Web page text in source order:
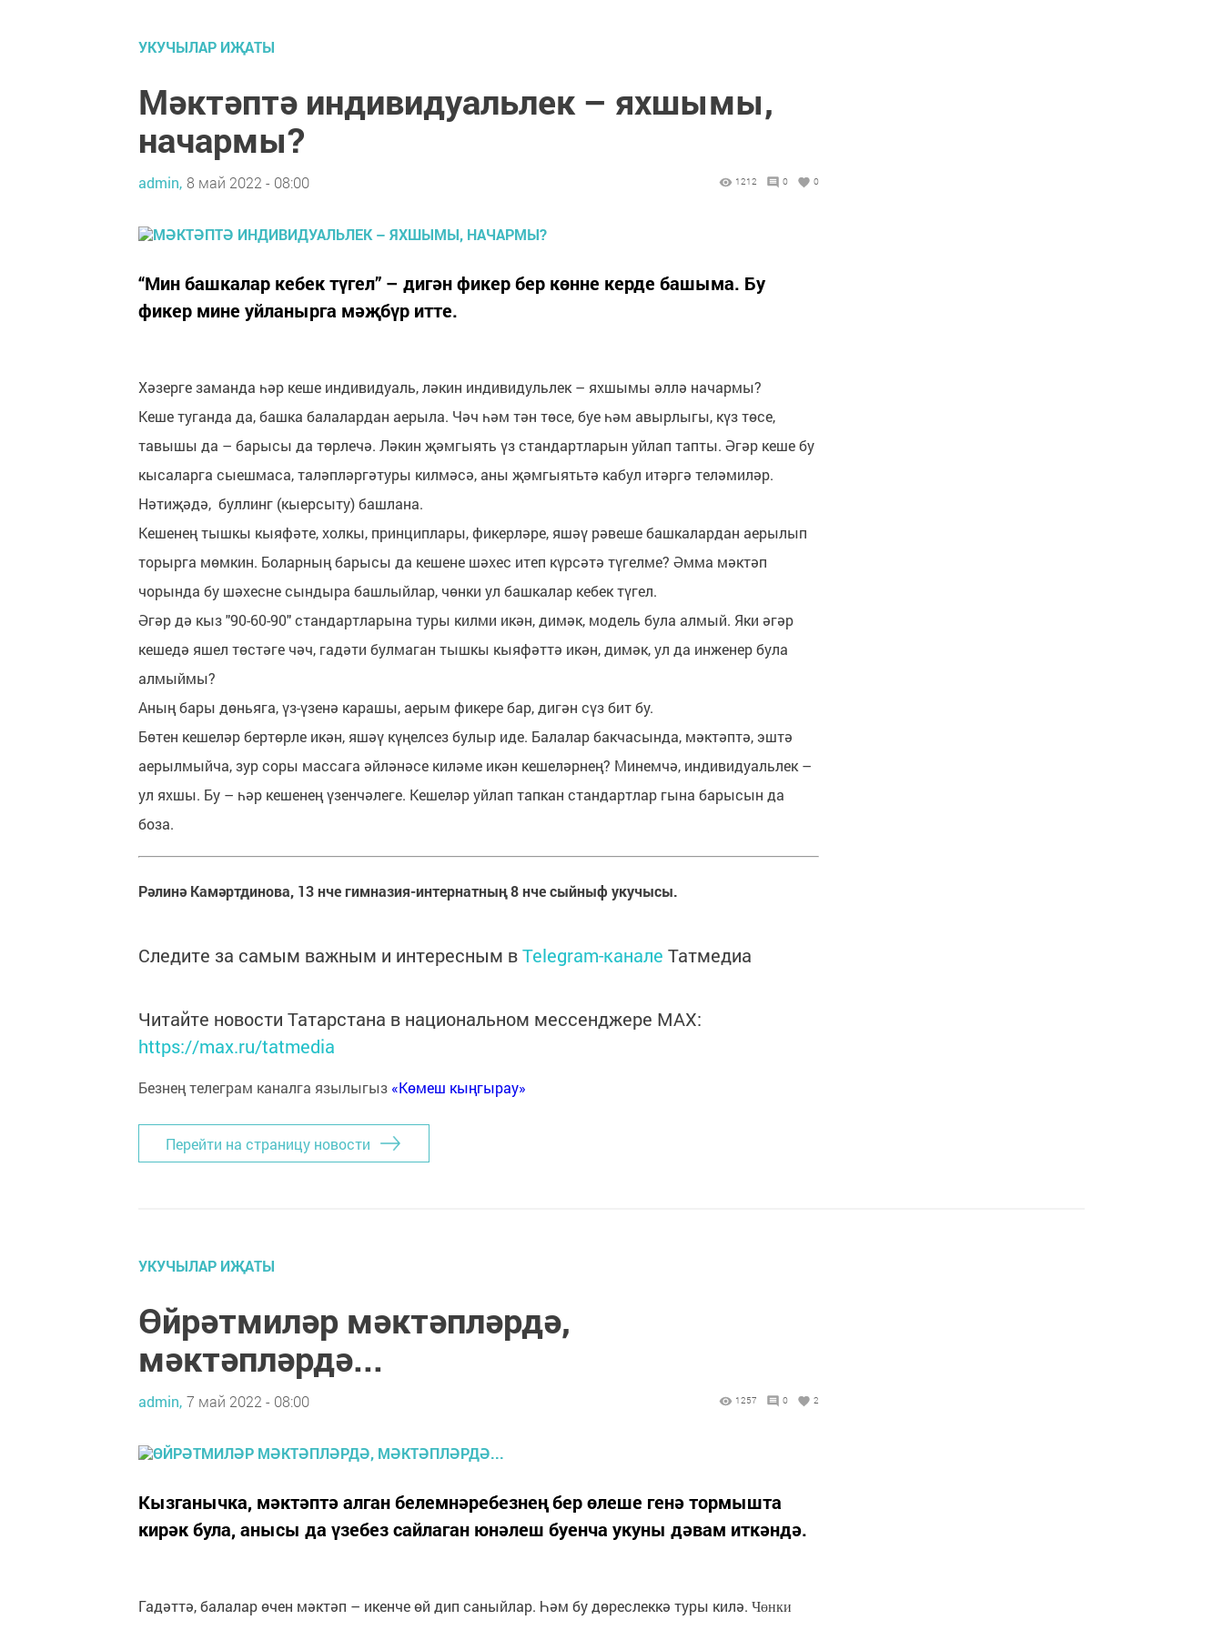
УКУЧЫЛАР ИҖАТЫ
Мәктәптә индивидуальлек – яхшымы,
начармы?
admin, 8 май 2022 - 08:00 1212 0 0
“Мин башкалар кебек түгел” – дигән фикер бер көнне керде башыма. Бу
фикер мине уйланырга мәҗбүр итте.
Хәзерге заманда һәр кеше индивидуаль, ләкин индивидульлек – яхшымы әллә начармы?
Кеше туганда да, башка балалардан аерыла. Чәч һәм тән төсе, буе һәм авырлыгы, күз төсе,
тавышы да – барысы да төрлечә. Ләкин җәмгыять үз стандартларын уйлап тапты. Әгәр кеше бу
кысаларга сыешмаса, таләпләргәтуры килмәсә, аны җәмгыятьтә кабул итәргә теләмиләр.
Нәтиҗәдә, буллинг (кыерсыту) башлана.
Кешенең тышкы кыяфәте, холкы, принциплары, фикерләре, яшәү рәвеше башкалардан аерылып
торырга мөмкин. Боларның барысы да кешене шәхес итеп күрсәтә түгелме? Әмма мәктәп
чорында бу шәхесне сындыра башлыйлар, чөнки ул башкалар кебек түгел.
Әгәр дә кыз "90-60-90" стандартларына туры килми икән, димәк, модель була алмый. Яки әгәр
кешедә яшел төстәге чәч, гадәти булмаган тышкы кыяфәттә икән, димәк, ул да инженер була
алмыймы?
Аның бары дөньяга, үз-үзенә карашы, аерым фикере бар, дигән сүз бит бу.
Бөтен кешеләр бертөрле икән, яшәү күңелсез булыр иде. Балалар бакчасында, мәктәптә, эштә
аерылмыйча, зур соры массага әйләнәсе киләме икән кешеләрнең? Минемчә, индивидуальлек –
ул яхшы. Бу – һәр кешенең үзенчәлеге. Кешеләр уйлап тапкан стандартлар гына барысын да
боза.
Рәлинә Камәртдинова, 13 нче гимназия-интернатның 8 нче сыйныф укучысы.
Следите за самым важным и интересным вTelegram-канале Татмедиа
Читайте новости Татарстана в национальном мессенджере MАХ:
https://max.ru/tatmedia
Безнең телеграм каналга язылыгыз «Көмеш кыңгырау»
Перейти на страницу новости
УКУЧЫЛАР ИҖАТЫ
Өйрәтмиләр мәктәпләрдә,
мәктәпләрдә...
admin, 7 май 2022 - 08:00 1257 0 2
Кызганычка, мәктәптә алган белемнәребезнең бер өлеше генә тормышта
кирәк була, анысы да үзебез сайлаган юнәлеш буенча укуны дәвам иткәндә.
Гадәттә, балалар өчен мәктәп – икенче өй дип саныйлар. Һәм бу дөреслеккә туры килә. Чөнки